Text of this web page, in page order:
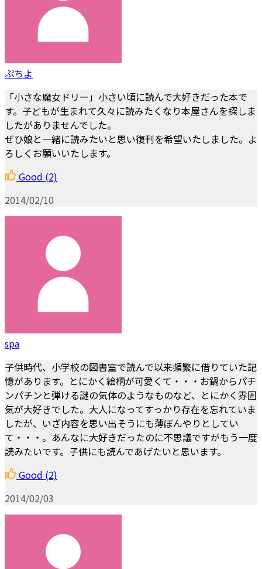
ぷちよ
「小さな魔女ドリー」小さい頃に読んで大好きだった本で
す。子どもが生まれて久々に読みたくなり本屋さんを探しま
したがありませんでした。
ぜひ娘と一緒に読みたいと思い復刊を希望いたしました。よ
ろしくお願いいたします。
Good (2)
2014/02/10
spa
子供時代、小学校の図書室で読んで以来頻繁に借りていた記
憶があります。とにかく絵柄が可愛くて・・・お鍋からパチ
ンパチンと弾ける謎の気体のようなものなど、とにかく雰囲
気が大好きでした。大人になってすっかり存在を忘れていま
したが、いざ内容を思い出そうにも薄ぼんやりとしてい
て・・・。あんなに大好きだったのに不思議ですがもう一度
読みたいです。子供にも読んであげたいと思います。
Good (2)
2014/02/03